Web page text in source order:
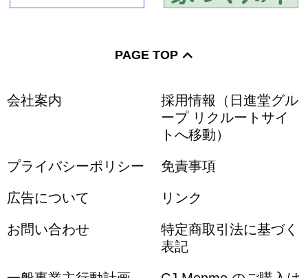
PAGE TOP
会社案内
採用情報（日進堂グル
ープ リクルートサイ
トへ移動）
プライバシーポリシー 免責事項
広告について リンク
お問い合わせ
特定商取引法に基づく
表記